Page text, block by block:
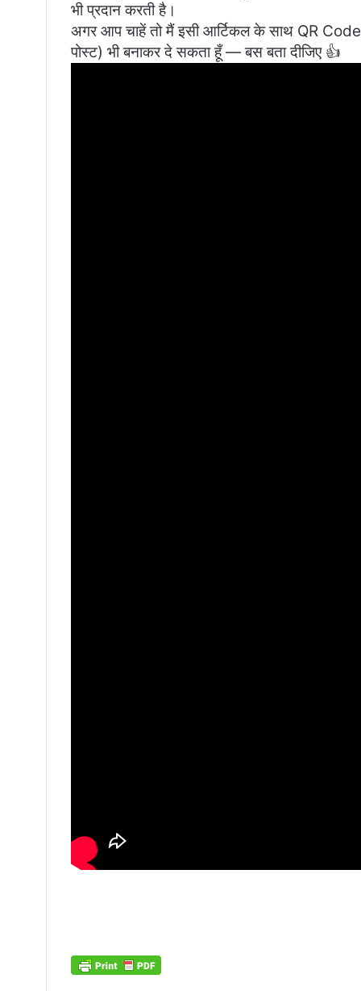
भी प्रदान करती है।
अगर आप चाहें तो मैं इसी आर्टिकल के साथ QR Code
पोस्ट) भी बनाकर दे सकता हूँ — बस बता दीजिए 👍